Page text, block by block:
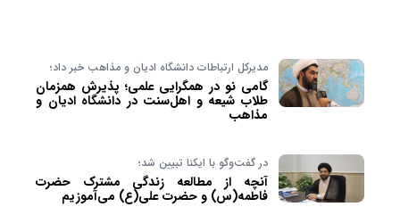
مدیرکل ارتباطات دانشگاه ادیان و مذاهب خبر داد؛
گامی نو در همگرایی علمی؛ پذیرش همزمان
طلاب شیعه و اهل‌سنت در دانشگاه ادیان و
مذاهب
در گفت‌وگو با ایکنا تبیین شد؛
آنچه از مطالعه زندگی مشترک حضرت
فاطمه(س) و حضرت علی(ع) می‌آموزیم